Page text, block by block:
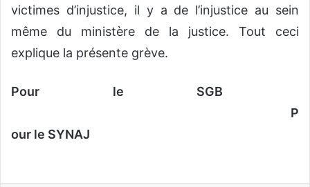
victimes d’injustice, il y a de l’injustice au sein
même du ministère de la justice. Tout ceci
explique la présente grève.
Pour le SGB
P
our le SYNAJ